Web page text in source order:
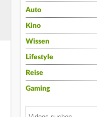
Auto
Kino
Wissen
Lifestyle
Reise
Gaming